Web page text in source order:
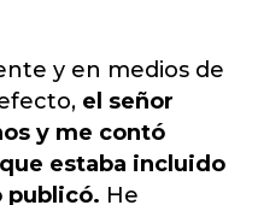
y en medios de
el señor
y me contó
estaba incluido
publicó. He